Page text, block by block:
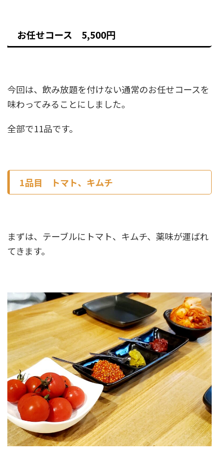
お任せコース 5,500円
今回は、飲み放題を付けない通常のお任せコースを
味わってみることにしました。
全部で11品です。
1品目 トマト、キムチ
まずは、テーブルにトマト、キムチ、薬味が運ばれ
てきます。